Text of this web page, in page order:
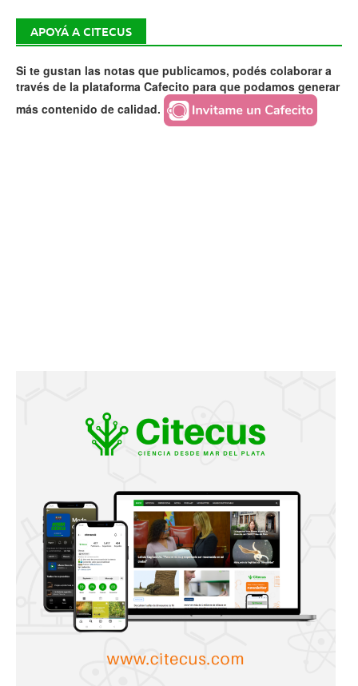
APOYÁ A CITECUS
Si te gustan las notas que publicamos, podés colaborar a
través de la plataforma Cafecito para que podamos generar
más contenido de calidad.